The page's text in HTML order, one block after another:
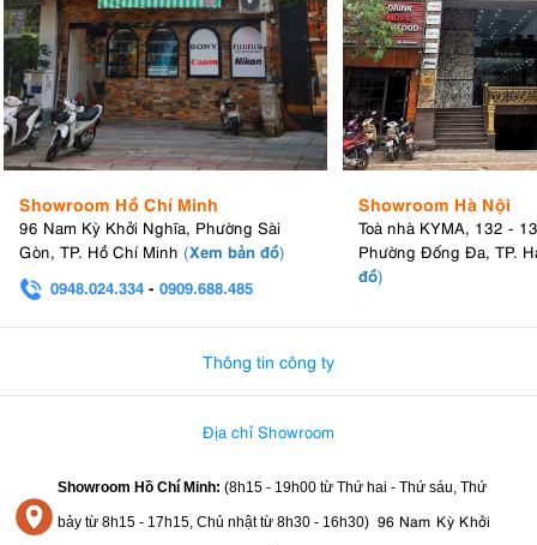
Showroom Hồ Chí Minh
96 Nam Kỳ Khởi Nghĩa, Phường Sài
Gòn, TP. Hồ Chí Minh (Xem bản đồ)
0948.024.334 - 0909.688.485
Showroom Hà Nội
Toà nhà KYMA, 132 -
Phường Đống Đa, TP.
đồ)
Thông tin công ty
Địa chỉ Showroom
Showroom Hồ Chí Minh: (8h15 - 19h00 từ Thứ hai - Thứ sáu, Thứ
bảy từ 8h15 - 17h15, Chủ nhật từ 8h30 - 16h30) 96 Nam Kỳ Khởi